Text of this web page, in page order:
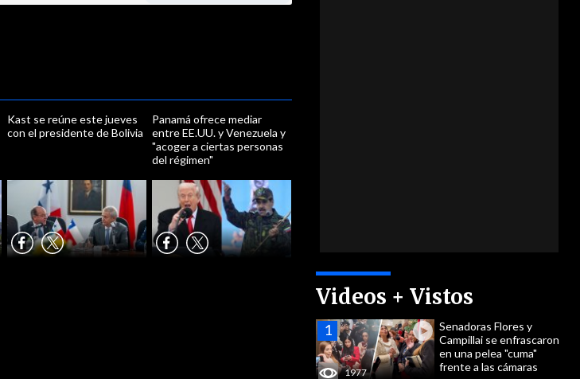
Videos + Vistos
1977
Senadoras Flores y
Campillai se enfrascaron
en una pelea "cuma"
frente a las cámaras
Kast se reúne este jueves
con el presidente de Bolivia
Panamá ofrece mediar
entre EE.UU. y Venezuela y
"acoger a ciertas personas
del régimen"